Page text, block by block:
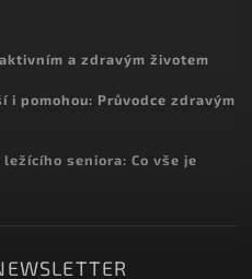
a zdravým životem
pomohou: Průvodce zdravým
seniora: Co vše je